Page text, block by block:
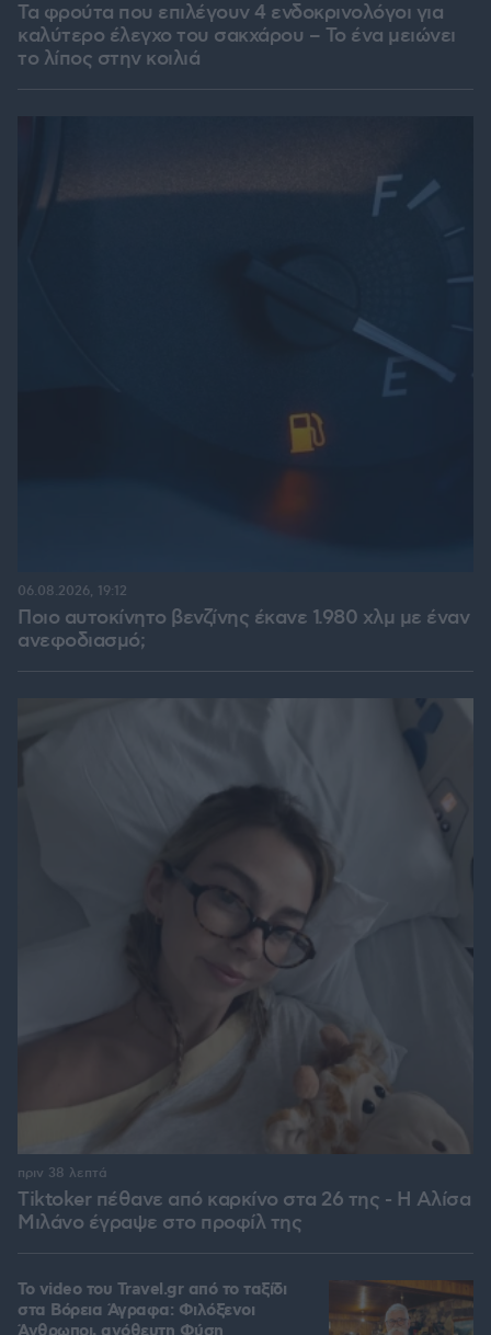
Τα φρούτα που επιλέγουν 4 ενδοκρινολόγοι για
καλύτερο έλεγχο του σακχάρου – Το ένα μειώνει
το λίπος στην κοιλιά
Ποιο αυτοκίνητο βενζίνης έκανε 1.980 χλμ με έναν
ανεφοδιασμό;
06.08.2026, 19:12
Tiktoker πέθανε από καρκίνο στα 26 της - Η Αλίσα
Μιλάνο έγραψε στο προφίλ της
πριν 38 λεπτά
To video του Travel.gr από το ταξίδι
στα Βόρεια Άγραφα: Φιλόξενοι